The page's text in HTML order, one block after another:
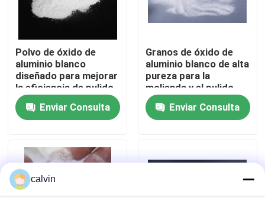
Control de Calidad
Contacto
Solicitar una cotización
Medios de voladura de cerámica
Voladura de cerámica de la gota
Abrasivo de voladura de cerámica
Polvo de óxido de
aluminio blanco
diseñado para mejorar
la eficiencia de pulido
en las industrias de
lentes ópticas y
semiconductores
Enviar Consulta
Granos de óxido de
aluminio blanco de alta
pureza para la
molienda y el pulido
con soplado abrasivo
en la industria
automotriz,
Enviar Consulta
calvin